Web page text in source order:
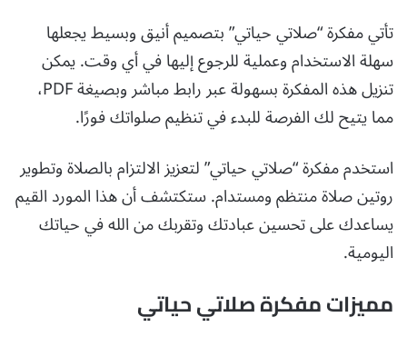
تأتي مفكرة “صلاتي حياتي” بتصميم أنيق وبسيط يجعلها
سهلة الاستخدام وعملية للرجوع إليها في أي وقت. يمكن
تنزيل هذه المفكرة بسهولة عبر رابط مباشر وبصيغة PDF،
مما يتيح لك الفرصة للبدء في تنظيم صلواتك فورًا.
استخدم مفكرة “صلاتي حياتي” لتعزيز الالتزام بالصلاة وتطوير
روتين صلاة منتظم ومستدام. ستكتشف أن هذا المورد القيم
يساعدك على تحسين عبادتك وتقربك من الله في حياتك
اليومية.
مميزات مفكرة صلاتي حياتي